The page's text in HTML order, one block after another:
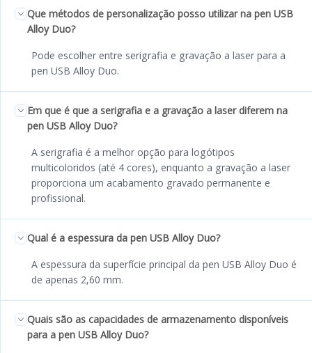
Que métodos de personalização posso utilizar na pen USB
Alloy Duo?
Pode escolher entre serigrafia e gravação a laser para a
pen USB Alloy Duo.
Em que é que a serigrafia e a gravação a laser diferem na
pen USB Alloy Duo?
A serigrafia é a melhor opção para logótipos
multicoloridos (até 4 cores), enquanto a gravação a laser
proporciona um acabamento gravado permanente e
profissional.
Qual é a espessura da pen USB Alloy Duo?
A espessura da superfície principal da pen USB Alloy Duo é
de apenas 2,60 mm.
Quais são as capacidades de armazenamento disponíveis
para a pen USB Alloy Duo?